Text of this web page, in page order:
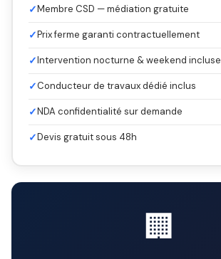
✓Membre CSD — médiation gratuite
✓Prix ferme garanti contractuellement
✓Intervention nocturne & weekend incluse
✓Conducteur de travaux dédié inclus
✓NDA confidentialité sur demande
✓Devis gratuit sous 48h
🏢